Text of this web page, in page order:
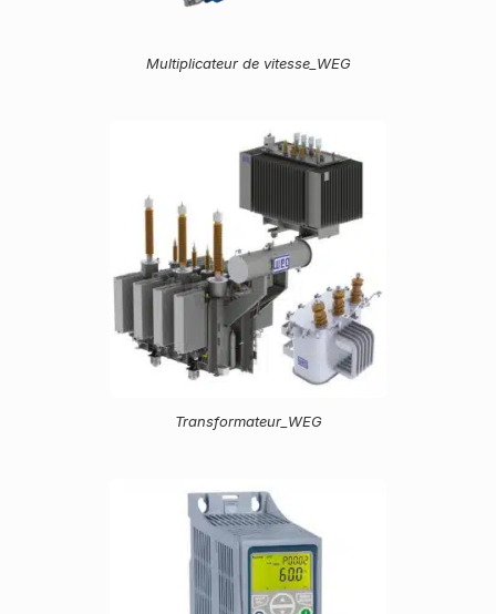
Multiplicateur de vitesse_WEG
Transformateur_WEG